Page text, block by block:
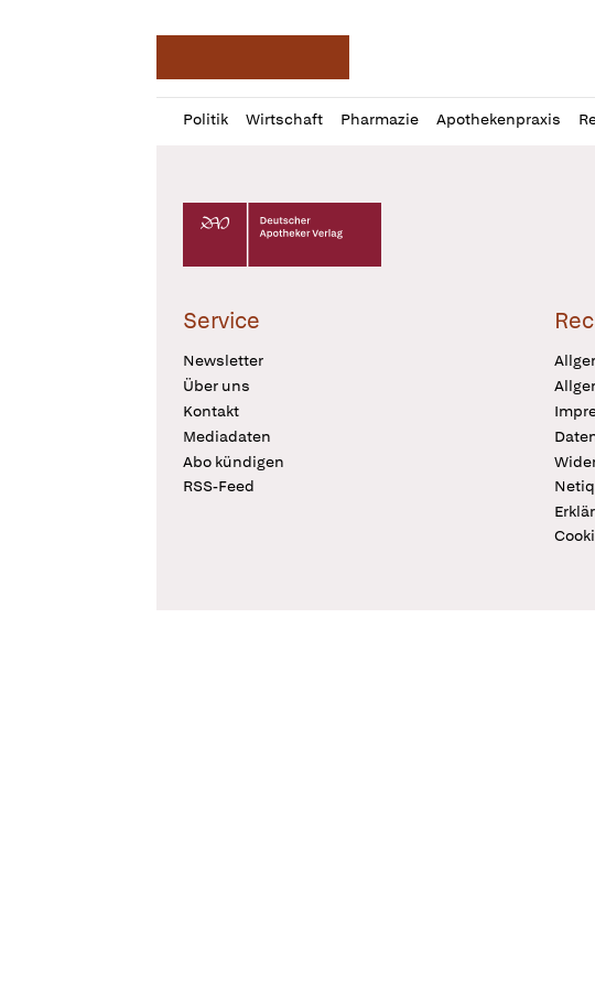
Politik Wirtschaft Pharmazie Apothekenpraxis
Profil
öffnen
Daz
Pur
Deutscher Apotheker Verlag Logo
Service
Newsletter
Über uns
Kontakt
Mediadaten
Abo kündigen
RSS-Feed